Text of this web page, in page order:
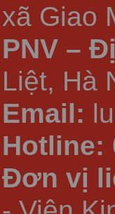
xã Giao
PNV –
Liệt, Hà
Email:
Hotline:
Đơn vị